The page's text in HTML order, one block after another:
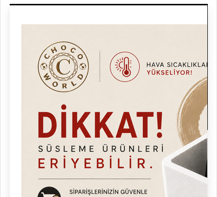
SÜTLÜ LOKMA DOLGU ÇİKOLATASI (BELÇİKA)
gönderilmektedir @chocoworldofficial Kalitesi ve Güvencesi ile.